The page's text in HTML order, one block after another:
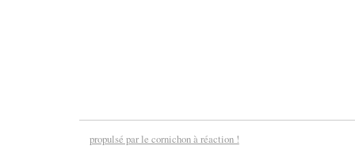
propulsé par le cornichon à réaction !